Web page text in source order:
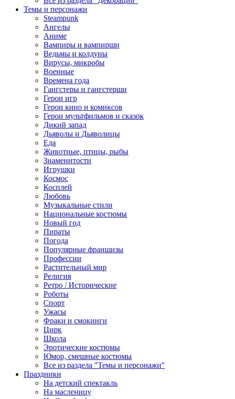
Темы и персонажи
Steampunk
Ангелы
Аниме
Вампиры и вампирши
Ведьмы и колдуны
Вирусы, микробы
Военные
Времена года
Гангстеры и гангстерши
Герои игр
Герои кино и комиксов
Герои мультфильмов и сказок
Дикий запад
Дьяволы и Дьяволицы
Еда
Животные, птицы, рыбы
Знаменитости
Игрушки
Космос
Косплей
Любовь
Музыкальные стили
Национальные костюмы
Новый год
Пираты
Погода
Популярные франшизы
Профессии
Растительный мир
Религия
Ретро / Исторические
Роботы
Спорт
Ужасы
Фраки и смокинги
Цирк
Школа
Эротические костюмы
Юмор, смешные костюмы
Все из раздела "Темы и персонажи"
Праздники
На детский спектакль
На масленицу